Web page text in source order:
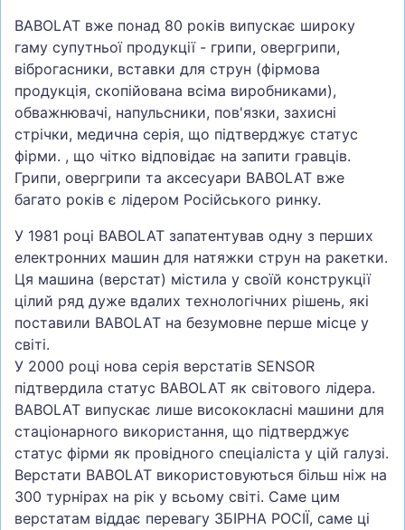
BABOLAT вже понад 80 років випускає широку
гаму супутньої продукції - грипи, овергрипи,
віброгасники, вставки для струн (фірмова
продукція, скопійована всіма виробниками),
обважнювачі, напульсники, пов'язки, захисні
стрічки, медична серія, що підтверджує статус
фірми. , що чітко відповідає на запити гравців.
Грипи, овергрипи та аксесуари BABOLAT вже
багато років є лідером Російського ринку.
У 1981 році BABOLAT запатентував одну з перших
електронних машин для натяжки струн на ракетки.
Ця машина (верстат) містила у своїй конструкції
цілий ряд дуже вдалих технологічних рішень, які
поставили BABOLAT на безумовне перше місце у
світі.
У 2000 році нова серія верстатів SENSOR
підтвердила статус BABOLAT як світового лідера.
BABOLAT випускає лише висококласні машини для
стаціонарного використання, що підтверджує
статус фірми як провідного спеціаліста у цій галузі.
Верстати BABOLAT використовуються більш ніж на
300 турнірах на рік у всьому світі. Саме цим
верстатам віддає перевагу ЗБІРНА РОСІЇ, саме ці